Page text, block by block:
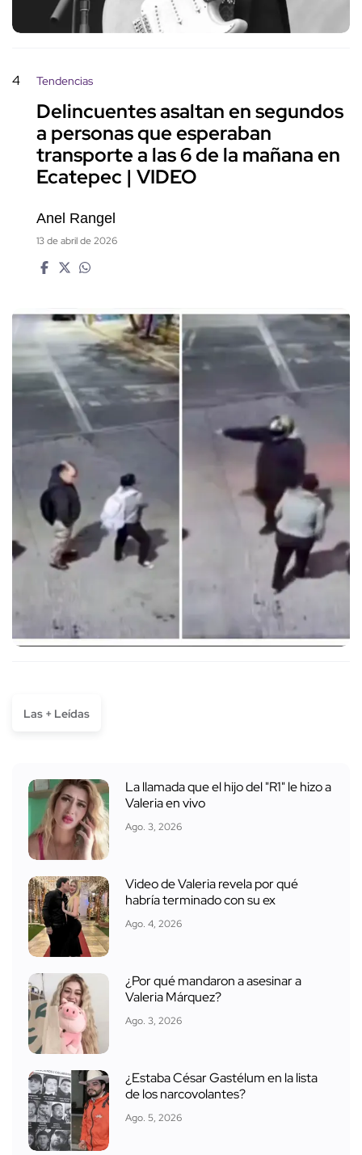
4 Tendencias
Delincuentes asaltan en segundos
a personas que esperaban
transporte a las 6 de la mañana en
Ecatepec | VIDEO
Anel Rangel
13 de abril de 2026
Las + Leídas
La llamada que el hijo del "R1" le hizo a
Valeria en vivo
Ago. 3, 2026
Video de Valeria revela por qué
habría terminado con su ex
Ago. 4, 2026
¿Por qué mandaron a asesinar a
Valeria Márquez?
Ago. 3, 2026
¿Estaba César Gastélum en la lista
de los narcovolantes?
Ago. 5, 2026